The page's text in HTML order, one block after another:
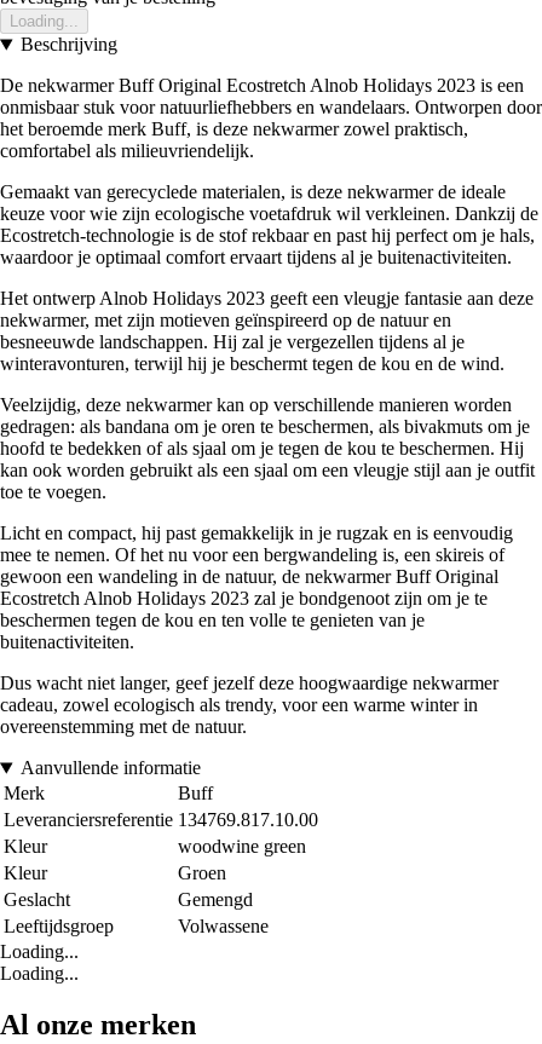
Loading...
Beschrijving
De nekwarmer Buff Original Ecostretch Alnob Holidays 2023 is een
onmisbaar stuk voor natuurliefhebbers en wandelaars. Ontworpen door
het beroemde merk Buff, is deze nekwarmer zowel praktisch,
comfortabel als milieuvriendelijk.
Gemaakt van gerecyclede materialen, is deze nekwarmer de ideale
keuze voor wie zijn ecologische voetafdruk wil verkleinen. Dankzij de
Ecostretch-technologie is de stof rekbaar en past hij perfect om je hals,
waardoor je optimaal comfort ervaart tijdens al je buitenactiviteiten.
Het ontwerp Alnob Holidays 2023 geeft een vleugje fantasie aan deze
nekwarmer, met zijn motieven geïnspireerd op de natuur en
besneeuwde landschappen. Hij zal je vergezellen tijdens al je
winteravonturen, terwijl hij je beschermt tegen de kou en de wind.
Veelzijdig, deze nekwarmer kan op verschillende manieren worden
gedragen: als bandana om je oren te beschermen, als bivakmuts om je
hoofd te bedekken of als sjaal om je tegen de kou te beschermen. Hij
kan ook worden gebruikt als een sjaal om een vleugje stijl aan je outfit
toe te voegen.
Licht en compact, hij past gemakkelijk in je rugzak en is eenvoudig
mee te nemen. Of het nu voor een bergwandeling is, een skireis of
gewoon een wandeling in de natuur, de nekwarmer Buff Original
Ecostretch Alnob Holidays 2023 zal je bondgenoot zijn om je te
beschermen tegen de kou en ten volle te genieten van je
buitenactiviteiten.
Dus wacht niet langer, geef jezelf deze hoogwaardige nekwarmer
cadeau, zowel ecologisch als trendy, voor een warme winter in
overeenstemming met de natuur.
Aanvullende informatie
Merk
Buff
Leveranciersreferentie 134769.817.10.00
Kleur
woodwine green
Kleur
Groen
Geslacht
Gemengd
Leeftijdsgroep
Volwassene
Loading...
Loading...
Al onze merken